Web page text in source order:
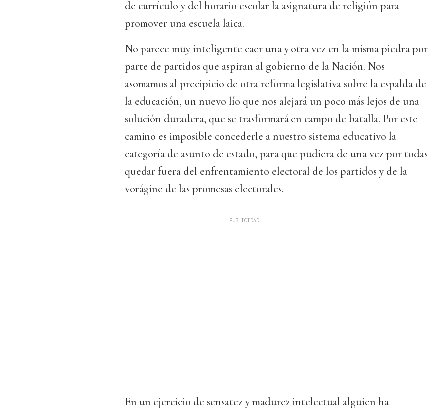
de currículo y del horario escolar la asignatura de religión para
promover una escuela laica.
No parece muy inteligente caer una y otra vez en la misma piedra por
parte de partidos que aspiran al gobierno de la Nación. Nos
asomamos al precipicio de otra reforma legislativa sobre la espalda de
la educación, un nuevo lío que nos alejará un poco más lejos de una
solución duradera, que se trasformará en campo de batalla. Por este
camino es imposible concederle a nuestro sistema educativo la
categoría de asunto de estado, para que pudiera de una vez por todas
quedar fuera del enfrentamiento electoral de los partidos y de la
vorágine de las promesas electorales.
En un ejercicio de sensatez y madurez intelectual alguien ha